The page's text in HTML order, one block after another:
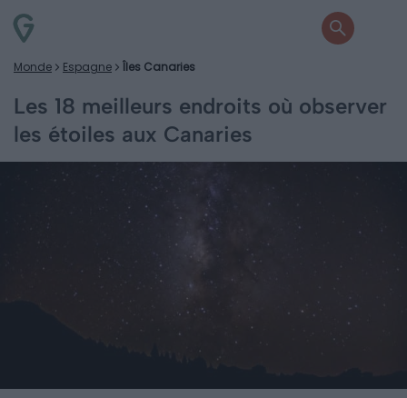
Monde Espagne Îles Canaries
Les 18 meilleurs endroits où observer
les étoiles aux Canaries